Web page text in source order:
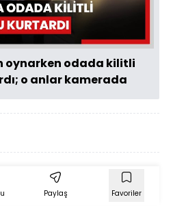
Oynat
oynarken odada kilitli
o anlar kamerada
Paylaş Favoriler